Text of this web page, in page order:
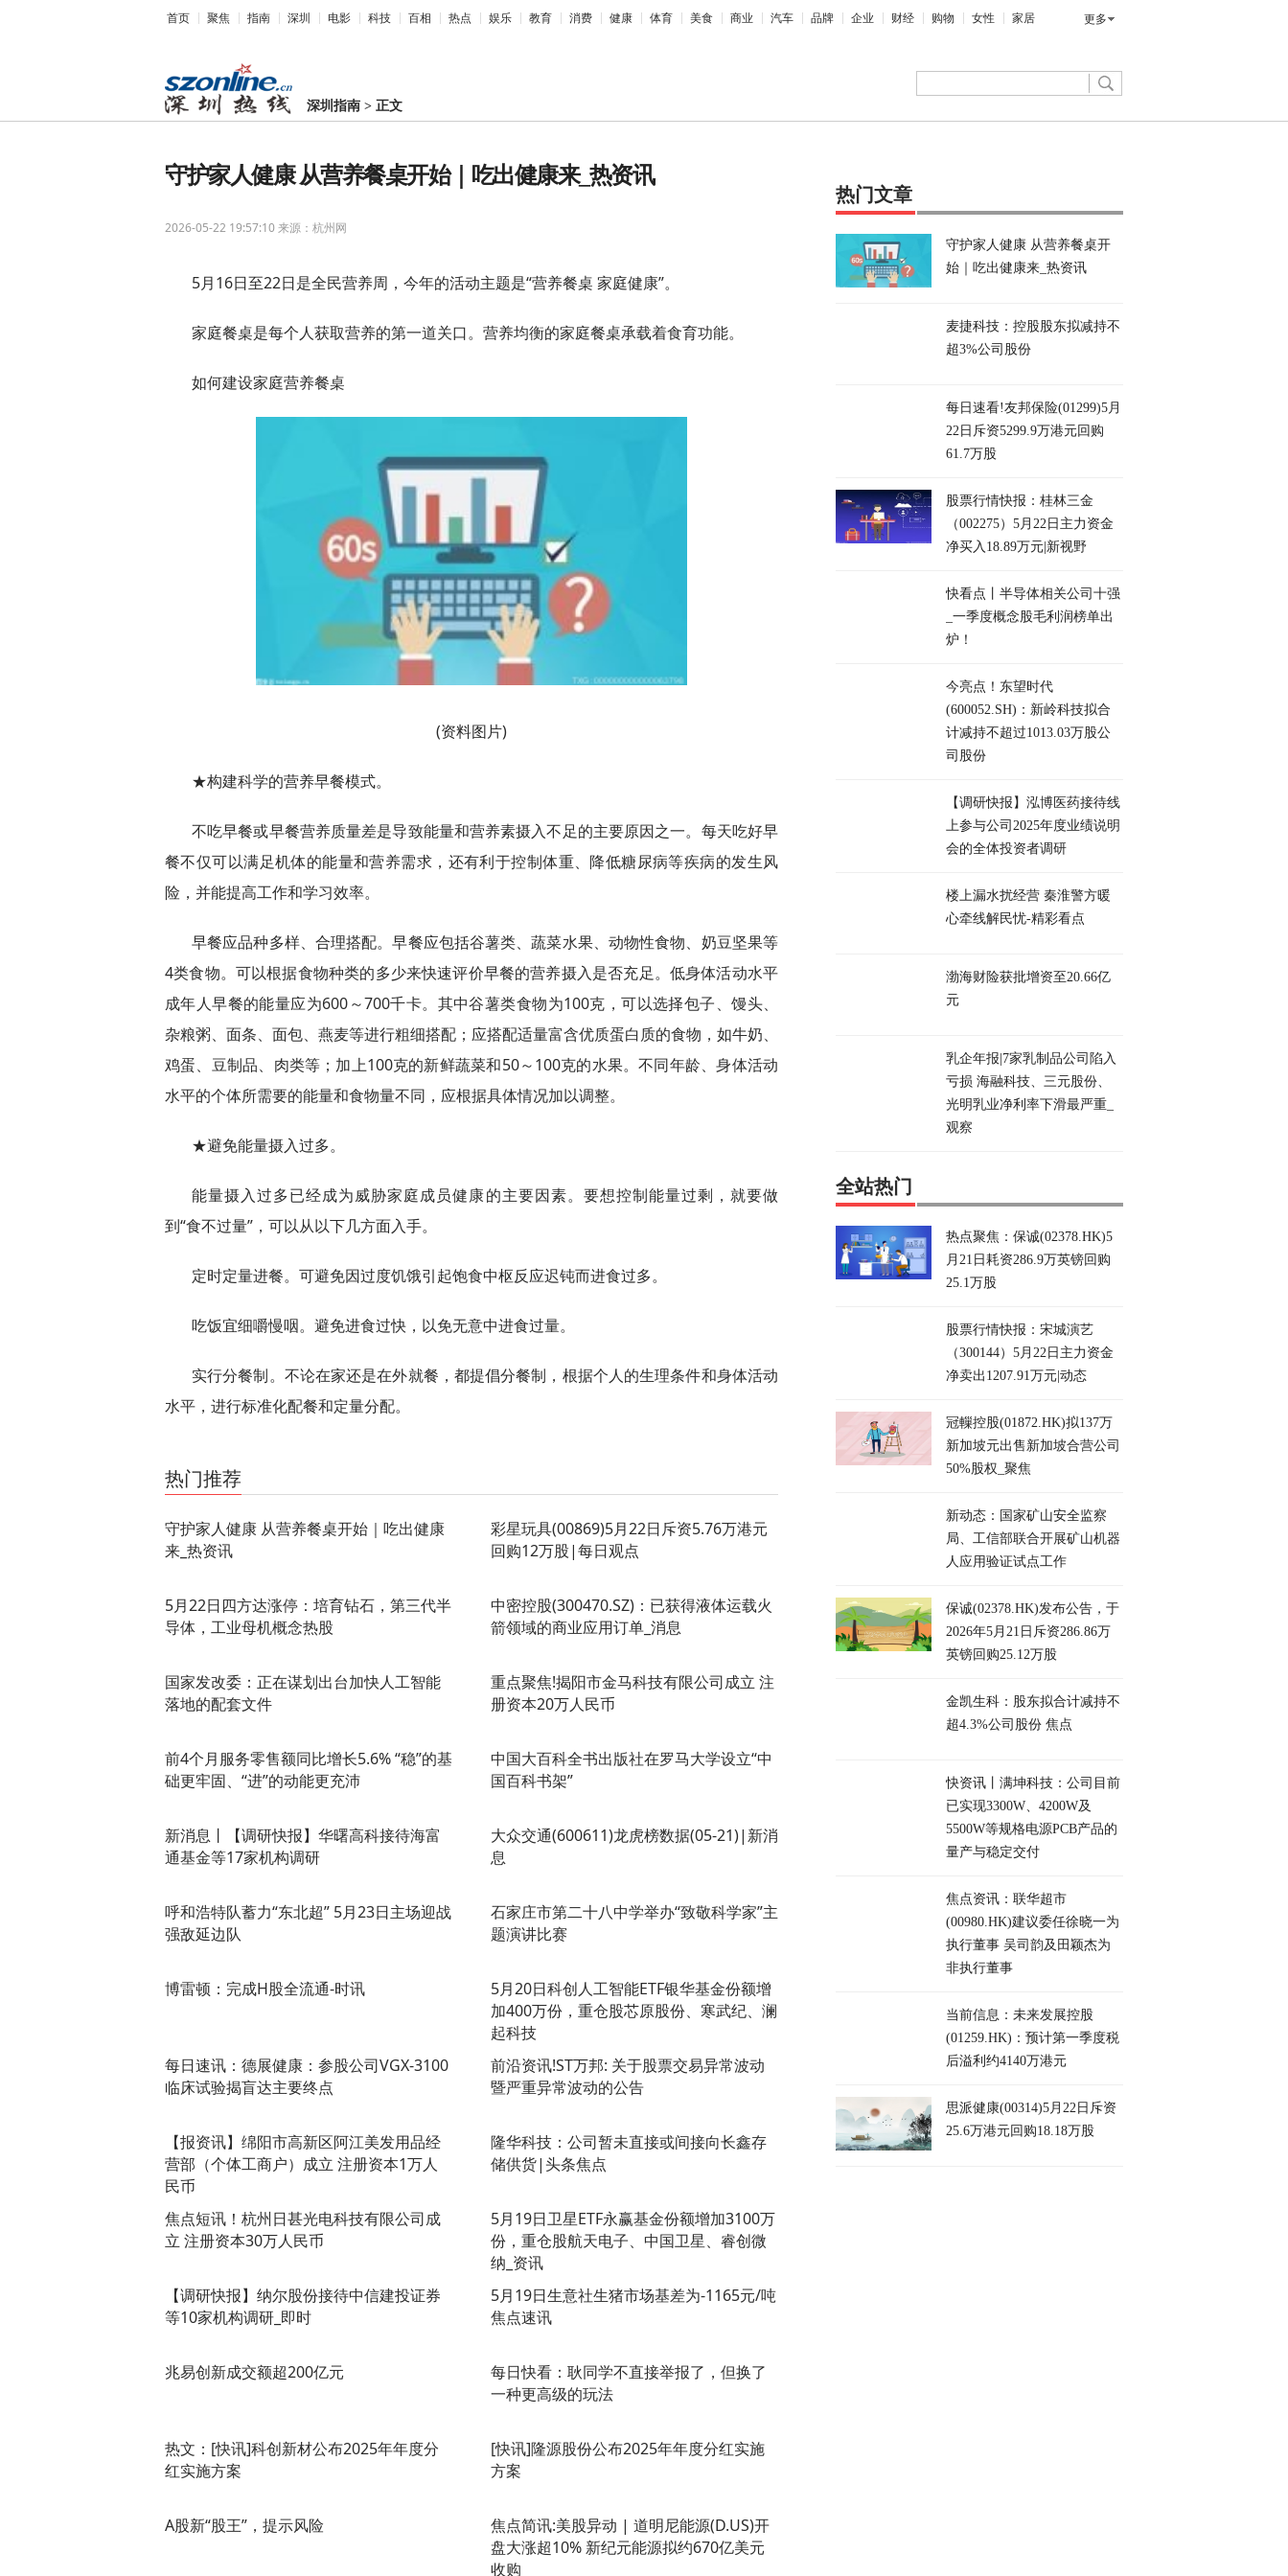
首页 聚焦 指南 深圳 电影 科技 百相 热点 娱乐 教育 消费 健康 体育 美食 商业 汽车 品牌 企业 财经 购物 女性 家居 更多
深圳指南 >正文
守护家人健康 从营养餐桌开始｜吃出健康来_热资讯
2026-05-22 19:57:10来源：杭州网
5月16日至22日是全民营养周，今年的活动主题是“营养餐桌 家庭健康”。
家庭餐桌是每个人获取营养的第一道关口。营养均衡的家庭餐桌承载着食育功能。
如何建设家庭营养餐桌
(资料图片)
★构建科学的营养早餐模式。
不吃早餐或早餐营养质量差是导致能量和营养素摄入不足的主要原因之一。每天吃好早
餐不仅可以满足机体的能量和营养需求，还有利于控制体重、降低糖尿病等疾病的发生风
险，并能提高工作和学习效率。
早餐应品种多样、合理搭配。早餐应包括谷薯类、蔬菜水果、动物性食物、奶豆坚果等
4类食物。可以根据食物种类的多少来快速评价早餐的营养摄入是否充足。低身体活动水平
成年人早餐的能量应为600～700千卡。其中谷薯类食物为100克，可以选择包子、馒头、
杂粮粥、面条、面包、燕麦等进行粗细搭配；应搭配适量富含优质蛋白质的食物，如牛奶、
鸡蛋、豆制品、肉类等；加上100克的新鲜蔬菜和50～100克的水果。不同年龄、身体活动
水平的个体所需要的能量和食物量不同，应根据具体情况加以调整。
★避免能量摄入过多。
能量摄入过多已经成为威胁家庭成员健康的主要因素。要想控制能量过剩，就要做
到“食不过量”，可以从以下几方面入手。
定时定量进餐。可避免因过度饥饿引起饱食中枢反应迟钝而进食过多。
吃饭宜细嚼慢咽。避免进食过快，以免无意中进食过量。
实行分餐制。不论在家还是在外就餐，都提倡分餐制，根据个人的生理条件和身体活动
水平，进行标准化配餐和定量分配。
热门推荐
守护家人健康 从营养餐桌开始｜吃出健康
来_热资讯
彩星玩具(00869)5月22日斥资5.76万港元
回购12万股|每日观点
5月22日四方达涨停：培育钻石，第三代半
导体，工业母机概念热股
中密控股(300470.SZ)：已获得液体运载火
箭领域的商业应用订单_消息
国家发改委：正在谋划出台加快人工智能
落地的配套文件
重点聚焦!揭阳市金马科技有限公司成立 注
册资本20万人民币
前4个月服务零售额同比增长5.6% “稳”的基
础更牢固、“进”的动能更充沛
中国大百科全书出版社在罗马大学设立“中
国百科书架”
新消息丨【调研快报】华曙高科接待海富
通基金等17家机构调研
大众交通(600611)龙虎榜数据(05-21)|新消
息
呼和浩特队蓄力“东北超” 5月23日主场迎战
强敌延边队
石家庄市第二十八中学举办“致敬科学家”主
题演讲比赛
博雷顿：完成H股全流通-时讯
5月20日科创人工智能ETF银华基金份额增
加400万份，重仓股芯原股份、寒武纪、澜
起科技
每日速讯：德展健康：参股公司VGX-3100
临床试验揭盲达主要终点
前沿资讯!ST万邦: 关于股票交易异常波动
暨严重异常波动的公告
【报资讯】绵阳市高新区阿江美发用品经
营部（个体工商户）成立 注册资本1万人
民币
隆华科技：公司暂未直接或间接向长鑫存
储供货|头条焦点
焦点短讯！杭州日甚光电科技有限公司成
立 注册资本30万人民币
5月19日卫星ETF永赢基金份额增加3100万
份，重仓股航天电子、中国卫星、睿创微
纳_资讯
【调研快报】纳尔股份接待中信建投证券
等10家机构调研_即时
5月19日生意社生猪市场基差为-1165元/吨
焦点速讯
兆易创新成交额超200亿元
每日快看：耿同学不直接举报了，但换了
一种更高级的玩法
热文：[快讯]科创新材公布2025年年度分
红实施方案
[快讯]隆源股份公布2025年年度分红实施
方案
A股新“股王”，提示风险
焦点简讯:美股异动 | 道明尼能源(D.US)开
盘大涨超10% 新纪元能源拟约670亿美元
收购
热门文章
守护家人健康 从营养餐桌开
始｜吃出健康来_热资讯
麦捷科技：控股股东拟减持不
超3%公司股份
每日速看!友邦保险(01299)5月
22日斥资5299.9万港元回购
61.7万股
股票行情快报：桂林三金
（002275）5月22日主力资金
净买入18.89万元|新视野
快看点丨半导体相关公司十强
_一季度概念股毛利润榜单出
炉！
今亮点！东望时代
(600052.SH)：新岭科技拟合
计减持不超过1013.03万股公
司股份
【调研快报】泓博医药接待线
上参与公司2025年度业绩说明
会的全体投资者调研
楼上漏水扰经营 秦淮警方暖
心牵线解民忧-精彩看点
渤海财险获批增资至20.66亿
元
乳企年报|7家乳制品公司陷入
亏损 海融科技、三元股份、
光明乳业净利率下滑最严重_
观察
全站热门
热点聚焦：保诚(02378.HK)5
月21日耗资286.9万英镑回购
25.1万股
股票行情快报：宋城演艺
（300144）5月22日主力资金
净卖出1207.91万元|动态
冠轈控股(01872.HK)拟137万
新加坡元出售新加坡合营公司
50%股权_聚焦
新动态：国家矿山安全监察
局、工信部联合开展矿山机器
人应用验证试点工作
保诚(02378.HK)发布公告，于
2026年5月21日斥资286.86万
英镑回购25.12万股
金凯生科：股东拟合计减持不
超4.3%公司股份 焦点
快资讯丨满坤科技：公司目前
已实现3300W、4200W及
5500W等规格电源PCB产品的
量产与稳定交付
焦点资讯：联华超市
(00980.HK)建议委任徐晓一为
执行董事 吴司韵及田颖杰为
非执行董事
当前信息：未来发展控股
(01259.HK)：预计第一季度税
后溢利约4140万港元
思派健康(00314)5月22日斥资
25.6万港元回购18.18万股